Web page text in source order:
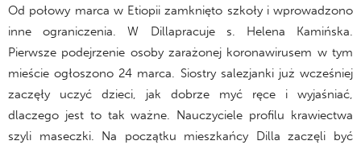
Od połowy marca w Etiopii zamknięto szkoły i wprowadzono
inne ograniczenia. W Dillapracuje s. Helena Kamińska.
Pierwsze podejrzenie osoby zarażonej koronawirusem w tym
mieście ogłoszono 24 marca. Siostry salezjanki już wcześniej
zaczęły uczyć dzieci, jak dobrze myć ręce i wyjaśniać,
dlaczego jest to tak ważne. Nauczyciele profilu krawiectwa
szyli maseczki. Na początku mieszkańcy Dilla zaczęli być